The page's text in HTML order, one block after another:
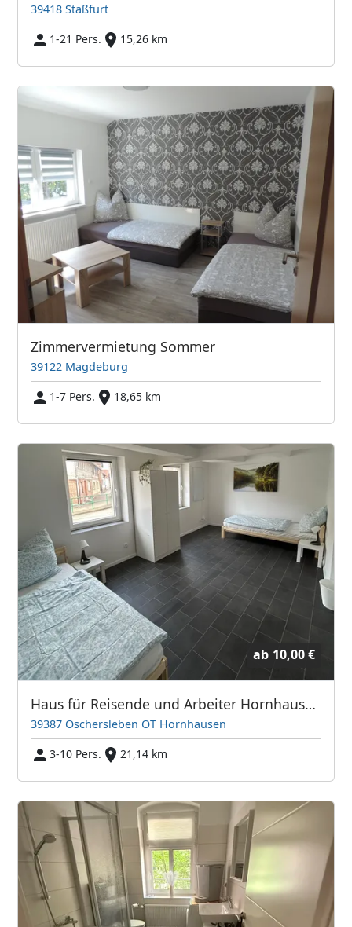
39418 Staßfurt
1-21 Pers.
15,26 km
Zimmervermietung Sommer
39122 Magdeburg
1-7 Pers.
18,65 km
ab 10,00 €
Haus für Reisende und Arbeiter Hornhausen
39387 Oschersleben OT Hornhausen
3-10 Pers.
21,14 km